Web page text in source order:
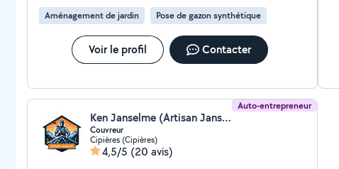
Aménagement de jardin
Pose de gazon synthétique
Voir le profil Contacter
Auto-entrepreneur
Ken Janselme (Artisan Janselme)
Couvreur
Cipières (Cipières)
4,5/5 (20 avis)